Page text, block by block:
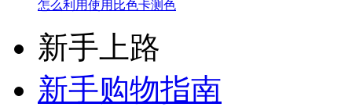
怎么利用使用比色卡测色
新手上路
新手购物指南